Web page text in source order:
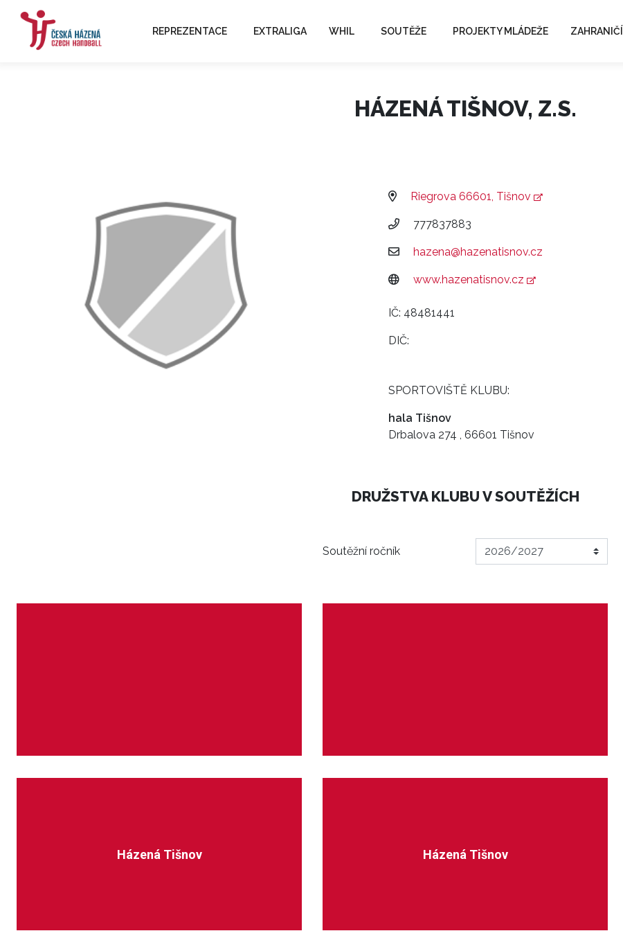
REPREZENTACE EXTRALIGA WHIL SOUTĚŽE PROJEKTY MLÁDEŽE ZAHRANIČÍ
HÁZENÁ TIŠNOV, Z.S.
Riegrova 66601, Tišnov
777837883
hazena@hazenatisnov.cz
www.hazenatisnov.cz
IČ: 48481441
DIČ:
SPORTOVIŠTĚ KLUBU:
hala Tišnov
Drbalova 274 , 66601 Tišnov
DRUŽSTVA KLUBU V SOUTĚŽÍCH
Soutěžní ročník
Házená Tišnov Házená Tišnov